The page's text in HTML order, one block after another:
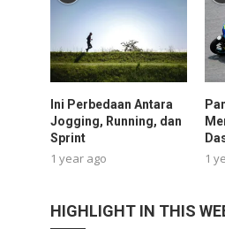
Ini Perbedaan Antara
Jogging, Running, dan
Sprint
1 year ago 1
HIGHLIGHT IN THIS